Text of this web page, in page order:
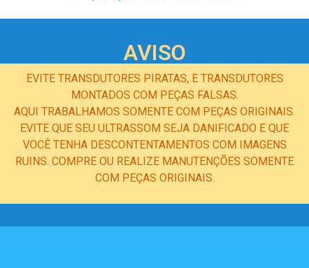
AVISO
EVITE TRANSDUTORES PIRATAS, E TRANSDUTORES
MONTADOS COM PEÇAS FALSAS.
AQUI TRABALHAMOS SOMENTE COM PEÇAS ORIGINAIS.
EVITE QUE SEU ULTRASSOM SEJA DANIFICADO E QUE
VOCÊ TENHA DESCONTENTAMENTOS COM IMAGENS
RUINS. COMPRE OU REALIZE MANUTENÇÕES SOMENTE
COM PEÇAS ORIGINAIS.